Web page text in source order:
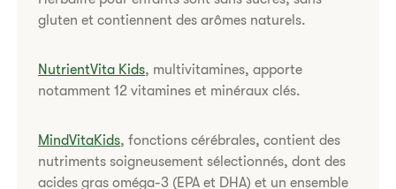
gluten et contiennent des arômes naturels.
NutrientVita Kids, multivitamines, apporte
notamment 12 vitamines et minéraux clés.
MindVitaKids, fonctions cérébrales, contient des
nutriments soigneusement sélectionnés, dont des
acides gras oméga-3 (EPA et DHA) et un ensemble